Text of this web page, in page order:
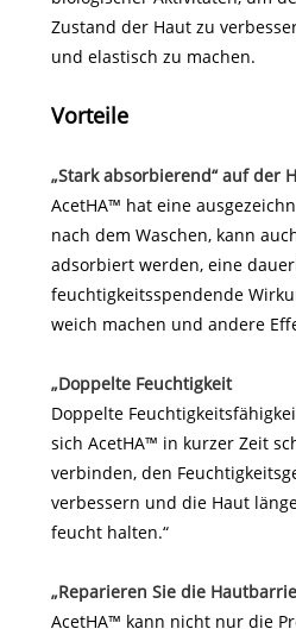
Zustand der Haut zu
und elastisch zu machen.
Vorteile
„Stark absorbierend“ auf der
AcetHA™ hat eine
nach dem Waschen, kann
adsorbiert werden, eine
feuchtigkeitsspendende
weich machen und andere
„Doppelte Feuchtigkeit
Doppelte
sich AcetHA™ in kurzer Zeit
verbinden, den
verbessern und die Haut
feucht halten.“
„Reparieren Sie die
AcetHA™ kann nicht nur die